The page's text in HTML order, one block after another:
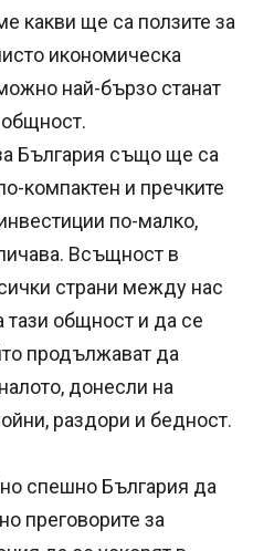
какви ще са ползите за
икономическа
най-бързо станат
България също ще са
компактен и пречките
по-малко,
Всъщност в
страни между нас
тази общност и да се
продължават да
донесли на
раздори и бедност.
спешно България да
преговорите за